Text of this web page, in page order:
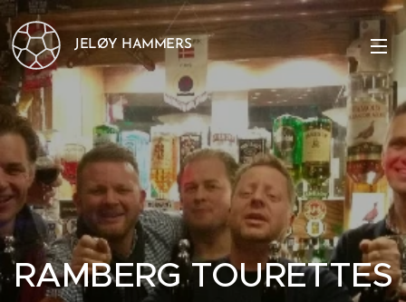
JELØY HAMMERS
RAMBERG TOURETTES